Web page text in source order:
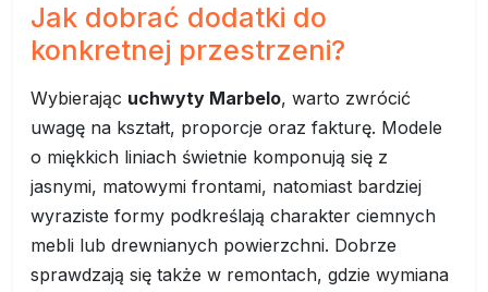
Jak dobrać dodatki do
konkretnej przestrzeni?
Wybierając uchwyty Marbelo, warto zwrócić
uwagę na kształt, proporcje oraz fakturę. Modele
o miękkich liniach świetnie komponują się z
jasnymi, matowymi frontami, natomiast bardziej
wyraziste formy podkreślają charakter ciemnych
mebli lub drewnianych powierzchni. Dobrze
sprawdzają się także w remontach, gdzie wymiana